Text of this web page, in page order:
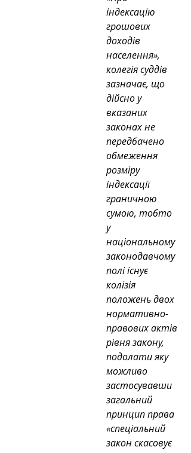
індексацію
грошових
доходів
населення»,
колегія суддів
зазначає, що
дійсно у
вказаних
законах не
передбачено
обмеження
розміру
індексації
граничною
сумою, тобто
у
національному
законодавчому
полі існує
колізія
положень двох
нормативно-
правових актів
рівня закону,
подолати яку
можливо
застосувавши
загальний
принцип права
«спеціальний
закон скасовує